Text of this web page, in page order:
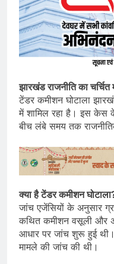
झारखंड राजनीति का चर्चित
टेंडर कमीशन घोटाला
में शामिल रहा है। इस केस
बीच लंबे समय तक
क्या है टेंडर कमीशन
जांच एजेंसियों के अनुसार
कथित कमीशन वसूली और
आधार पर जांच शुरू हुई
मामले की जांच की थी।